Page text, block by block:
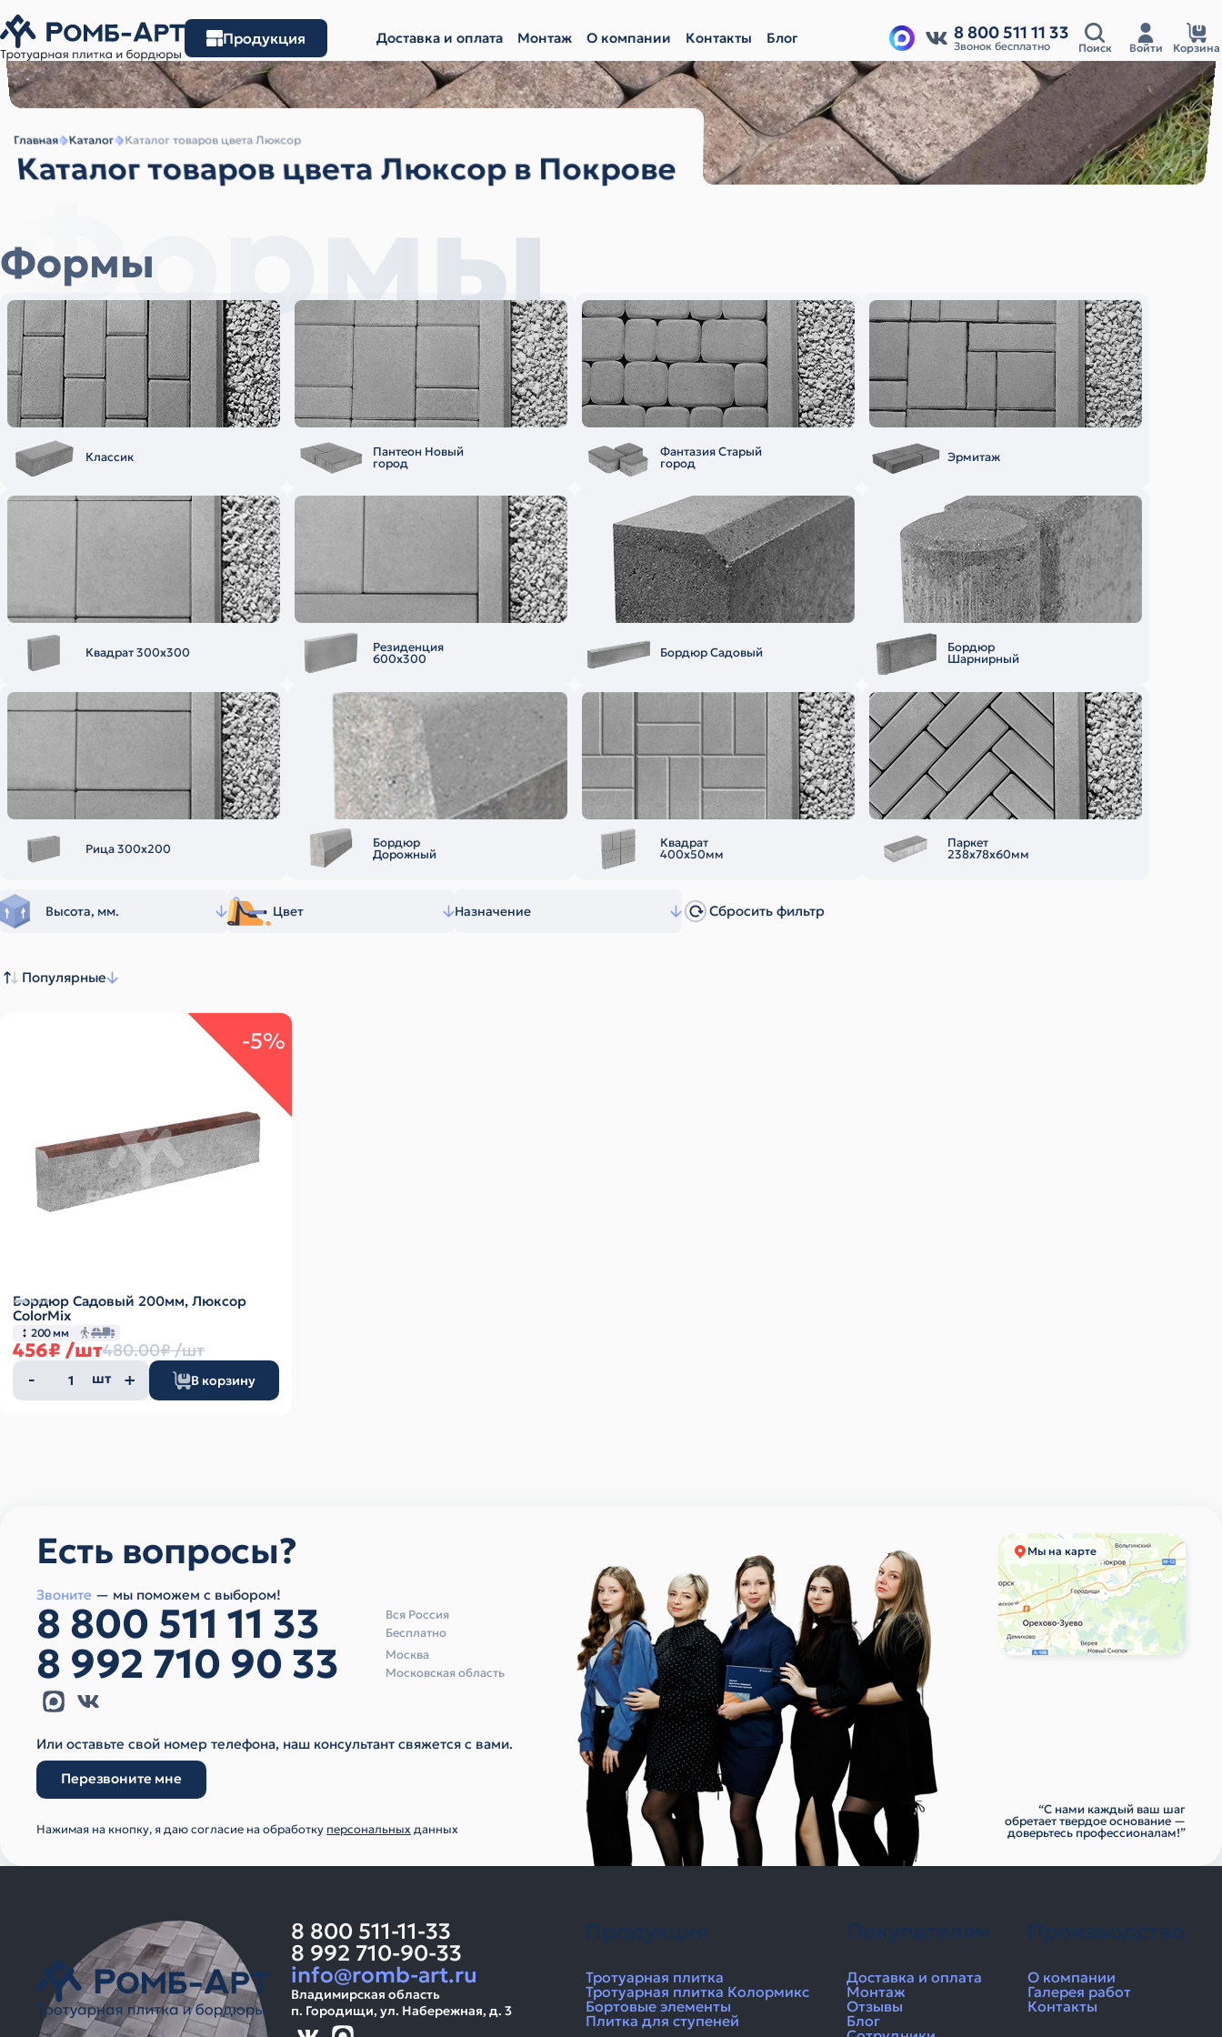
Продукция Доставка и оплата Монтаж О компании Контакты Блог 8 800 511 11 33
Звонок бесплатно Поиск Войти Корзина
Главная Каталог Каталог товаров цвета Люксор
Каталог товаров цвета Люксор в Покрове
Формы
Формы
Классик Пантеон Новый
город
Фантазия Старый
город Эрмитаж
Квадрат 300х300 Резиденция
600х300 Бордюр Садовый Бордюр
Шарнирный
Рица 300х200 Бордюр
Дорожный
Квадрат
400х50мм
Паркет
238х78х60мм
Высота, мм. Цвет Назначение Сбросить фильтр
Популярные
-5%
Бордюр Садовый 200мм, Люксор
ColorMix
200 мм
456₽ /шт480.00₽/шт
Количество
товара
шт В корзину
Есть вопросы?
Звоните — мы поможем с выбором!
8 800 511 11 33
Вся Россия
Бесплатно
8 992 710 90 33
Москва
Московская область
Или оставьте свой номер телефона, наш консультант свяжется с вами.
Перезвоните мне
Нажимая на кнопку, я даю согласие на обработку персональныхданных
Мы на карте
“С нами каждый ваш шаг
обретает твердое основание —
доверьтесь профессионалам!”
8 800 511-11-33
8 992 710-90-33
info@romb-art.ru
Владимирская область
п. Городищи, ул. Набережная, д. 3
Продукция
Тротуарная плитка
Тротуарная плитка Колормикс
Бортовые элементы
Плитка для ступеней
Покупателям
Доставка и оплата
Монтаж
Отзывы
Блог
Производство
О компании
Галерея работ
Контакты